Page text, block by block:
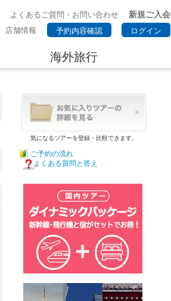
よくあるご質問・お問い合わせ
新規ご入会
店舗情報 予約内容確認 ログイン
海外旅行
気になるツアーを登録・比較できます。
ご予約の流れ
よくある質問と答え